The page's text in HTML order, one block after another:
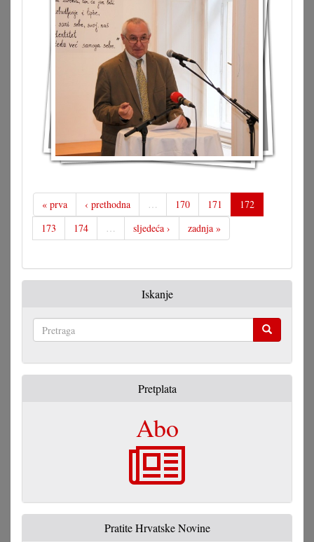
« prva ‹ prethodna … 170 171
172
173
174 … sljedeća › zadnja »
Iskanje
Pretplata
Abo
Pratite Hrvatske Novine